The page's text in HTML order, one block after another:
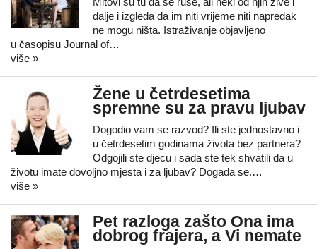
dalje i izgleda da im niti vrijeme niti napredak
ne mogu ništa. Istraživanje objavljeno
u časopisu Journal of…
više »
Žene u četrdesetima
spremne su za pravu ljubav
Dogodio vam se razvod? Ili ste jednostavno i
u četrdesetim godinama života bez partnera?
Odgojili ste djecu i sada ste tek shvatili da u
životu imate dovoljno mjesta i za ljubav? Događa se.…
više »
Pet razloga zašto Ona ima
dobrog frajera, a Vi nemate